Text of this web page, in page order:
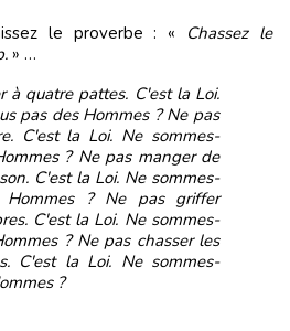
le proverbe : « Chassez le
» …
à quatre pattes. C'est la Loi.
pas des Hommes ? Ne pas
C'est la Loi. Ne sommes-
? Ne pas manger de
C'est la Loi. Ne sommes-
? Ne pas griffer
C'est la Loi. Ne sommes-
? Ne pas chasser les
C'est la Loi. Ne sommes-
?